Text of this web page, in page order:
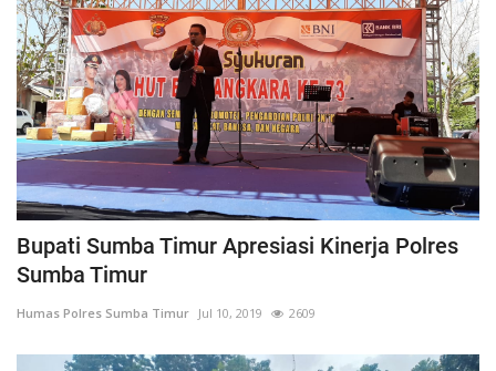
Bupati Sumba Timur Apresiasi Kinerja Polres
Sumba Timur
Humas Polres Sumba Timur Jul 10, 2019 2609